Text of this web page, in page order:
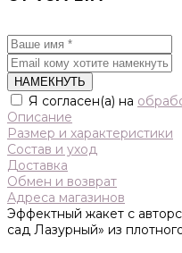
НАМЕКНУТЬ
Я согласен(а) на
Описание
Размер и характеристики
Состав и уход
Доставка
Обмен и возврат
Адреса магазинов
Эффектный жакет с
сад Лазурный» из